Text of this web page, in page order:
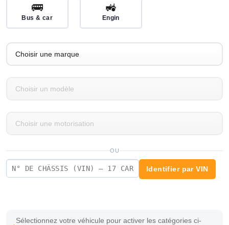
🚌
Bus & car
🚜
Engin
OU
Identifier par VIN
Sélectionnez votre véhicule pour activer les catégories ci-